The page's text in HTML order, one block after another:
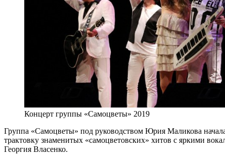
Концерт группы «Самоцветы» 2019
Группа «Самоцветы» под руководством Юрия Маликова
трактовку знаменитых «самоцветовских» хитов с яркими
Георгия Власенко.